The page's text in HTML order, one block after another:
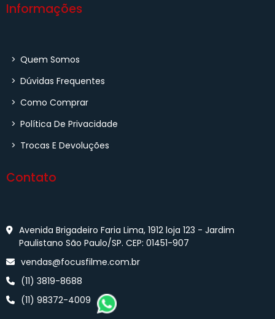
Informações
> Quem Somos
> Dúvidas Frequentes
> Como Comprar
> Política De Privacidade
> Trocas E Devoluções
Contato
Avenida Brigadeiro Faria Lima, 1912 loja 123 - Jardim
Paulistano São Paulo/SP. CEP: 01451-907
vendas@focusfilme.com.br
(11) 3819-8688
(11) 98372-4009